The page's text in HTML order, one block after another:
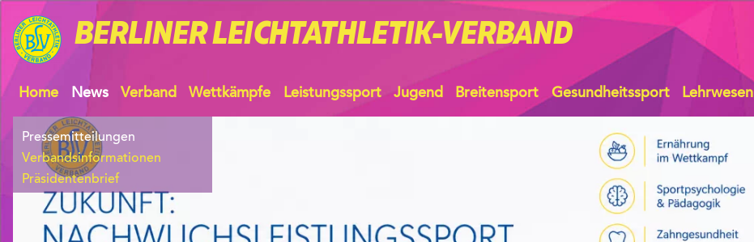
BERLINERLEICHTATHLETIK-VERBAND
Home News Verband Wettkämpfe Leistungssport Jugend Breitensport Gesundheitssport Lehrwesen
Pressemitteilungen
Verbandsinformationen
Präsidentenbrief